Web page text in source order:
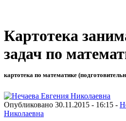
Картотека
задач по
картотека по математике
Опубликовано 30.11.2015 - 16:15 -
Николаевна